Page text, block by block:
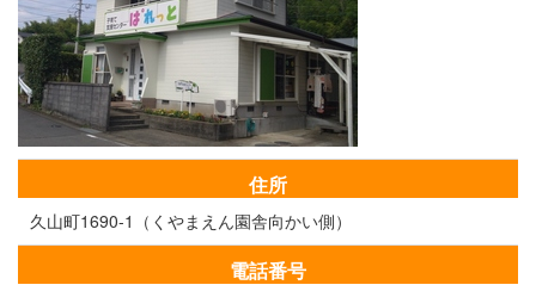
住所
久山町1690-1（くやまえん園舎向かい側）
電話番号